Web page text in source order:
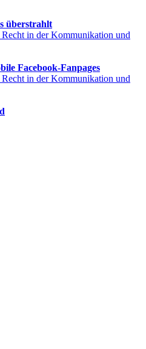
überstrahlt
Facebook-Fanpages